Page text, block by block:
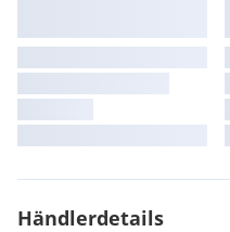
Händlerdetails